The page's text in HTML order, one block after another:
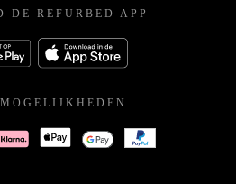
DE REFURBED APP